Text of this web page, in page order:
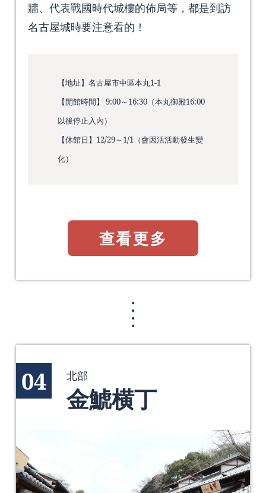
牆、代表戰國時代城樓的佈局等，都是到訪
名古屋城時要注意看的！
【地址】名古屋市中區本丸1-1
【開館時間】 9:00～16:30（本丸御殿16:00
以後停止入內）
【休館日】12/29～1/1（會因活活動發生變
化）
查看更多
04 北部
金鯱横丁